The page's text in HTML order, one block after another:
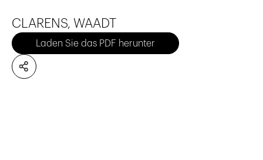
CLARENS, WAADT
Laden Sie das PDF herunter